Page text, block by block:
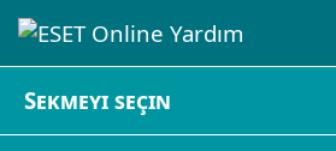
Sekmeyi seçin